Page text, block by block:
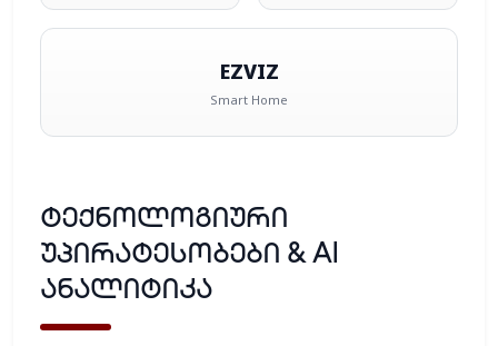
EZVIZ
Smart Home
ტექნოლოგიური
უპირატესობები & AI
ანალიტიკა